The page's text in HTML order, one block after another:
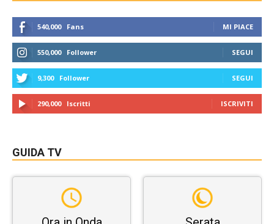
540,000 Fans MI PIACE
550,000 Follower SEGUI
9,300 Follower SEGUI
290,000 Iscritti ISCRIVITI
GUIDA TV